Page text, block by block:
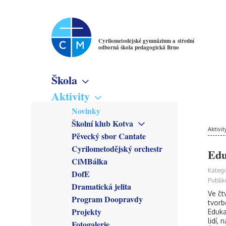
Cyrilometodějské gymnázium a střední
odborná škola pedagogická Brno
Škola
Virtuální prohlídka
Školné
Denní studium
Večerní studium
Poslání školy
Studijní obory
Gymnázium
Pedagogické lyceum
pedagogika
Předmětové sekce
Český jazyk
Anglický jazyk
Německý jazyk
Francouzský jazyk
Latina
Zřizovatel
Školská rada
Rada školy
CM Parlament
Společenství přátel školy
Aktivity
Novinky
Školní klub Kotva
Obecné informace
Členové
Kroužky
Co se stalo
Pěvecký sbor Cantate
Cyrilometodějský orchestr
CiMBálka
DofE
Dramatická jelita
Program Doopravdy
Projekty
Ve
lidí,